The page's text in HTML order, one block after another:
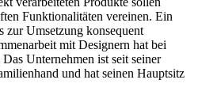
Funktionalitäten vereinen. Ein
zur Umsetzung konsequent
mit Designern hat bei
Unternehmen ist seit seiner
und hat seinen Hauptsitz